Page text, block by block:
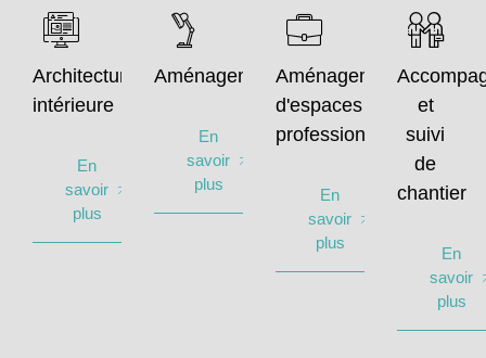
Architecture
intérieure
En
savoir
plus
Aménagement
En
savoir
plus
Aménagement
d'espaces
professionnels
En
savoir
plus
et
suivi
de
chantier
En
savoir
plus